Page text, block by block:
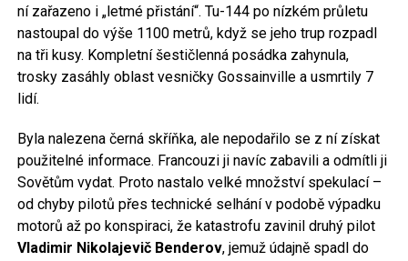
ní zařazeno i „letmé přistání“. Tu-144 po nízkém průletu
nastoupal do výše 1100 metrů, když se jeho trup rozpadl
na tři kusy. Kompletní šestičlenná posádka zahynula,
trosky zasáhly oblast vesničky Gossainville a usmrtily 7
lidí.
Byla nalezena černá skříňka, ale nepodařilo se z ní získat
použitelné informace. Francouzi ji navíc zabavili a odmítli ji
Sovětům vydat. Proto nastalo velké množství spekulací –
od chyby pilotů přes technické selhání v podobě výpadku
motorů až po konspiraci, že katastrofu zavinil druhý pilot
Vladimir Nikolajevič Benderov, jemuž údajně spadl do